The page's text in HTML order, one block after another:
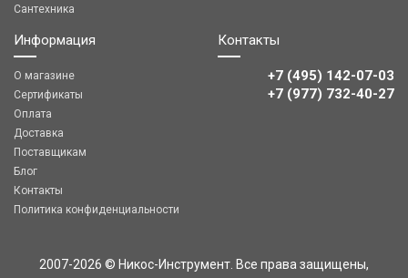
Сантехника
Информация
О магазине
Сертификаты
Оплата
Доставка
Поставщикам
Блог
Контакты
Политика конфиденциальности
Контакты
+7 (495) 142-07-03
‎‎+7 (977) 732-40-27
2007-2026 © Никос-Инструмент. Все права защищены,